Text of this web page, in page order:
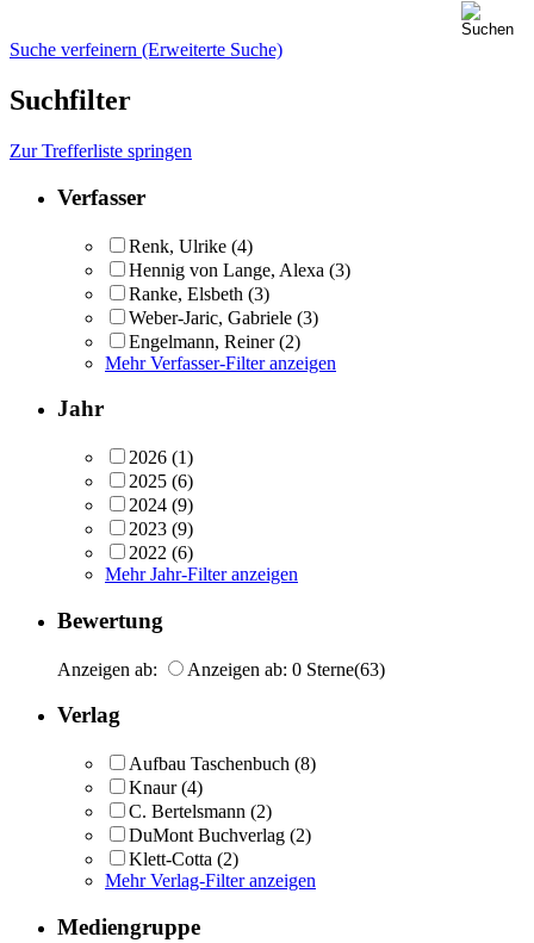
Suche verfeinern (Erweiterte Suche)
Suchfilter
Zur Trefferliste springen
Verfasser
Renk, Ulrike (4)
Hennig von Lange, Alexa (3)
Ranke, Elsbeth (3)
Weber-Jaric, Gabriele (3)
Engelmann, Reiner (2)
Mehr Verfasser-Filter anzeigen
Jahr
2026 (1)
2025 (6)
2024 (9)
2023 (9)
2022 (6)
Mehr Jahr-Filter anzeigen
Bewertung
Anzeigen ab: Anzeigen ab: 0 Sterne(63)
Verlag
Aufbau Taschenbuch (8)
Knaur (4)
C. Bertelsmann (2)
DuMont Buchverlag (2)
Klett-Cotta (2)
Mehr Verlag-Filter anzeigen
Mediengruppe